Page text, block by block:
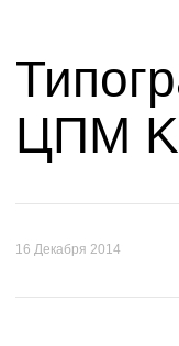
ЦПМ
16 Декабря 2014